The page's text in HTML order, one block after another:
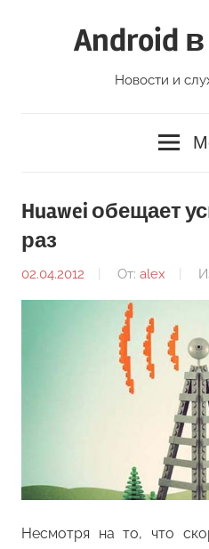
Android
Новости и
Huawei обещает
раз
02.04.2012 От: alex
Несмотря на то, что